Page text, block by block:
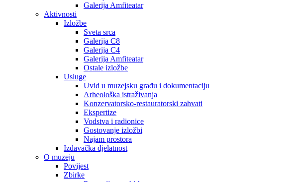
Galerija Amfiteatar
Aktivnosti
Izložbe
Sveta srca
Galerija C8
Galerija C4
Galerija Amfiteatar
Ostale izložbe
Usluge
Uvid u muzejsku građu i dokumentaciju
Arheološka istraživanja
Konzervatorsko-restauratorski zahvati
Ekspertize
Vodstva i radionice
Gostovanje izložbi
Najam prostora
Izdavačka djelatnost
O muzeju
Povijest
Zbirke